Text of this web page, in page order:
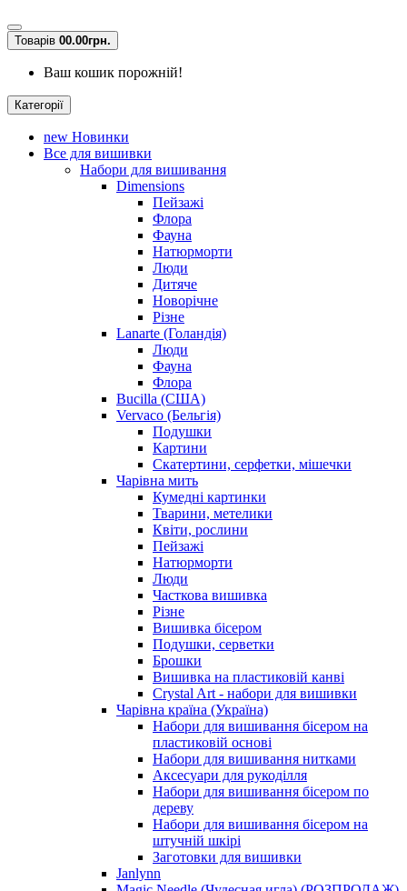
Товарів 00.00грн.
Ваш кошик порожній!
Категорії
new Новинки
Все для вишивки
Набори для вишивання
Dimensions
Пейзажі
Флора
Фауна
Натюрморти
Люди
Дитяче
Новорічне
Різне
Lanarte (Голандія)
Люди
Фауна
Флора
Bucilla (США)
Vervaco (Бельгія)
Подушки
Картини
Скатертини, серфетки, мішечки
Чарiвна мить
Кумедні картинки
Тварини, метелики
Квіти, рослини
Пейзажі
Натюрморти
Люди
Часткова вишивка
Різне
Вишивка бісером
Подушки, серветки
Брошки
Вишивка на пластиковій канві
Crystal Art - набори для вишивки
Чарівна країна (Україна)
Набори для вишивання бісером на
пластиковій основі
Набори для вишивання нитками
Аксесуари для рукоділля
Набори для вишивання бісером по
дереву
Набори для вишивання бісером на
штучній шкірі
Заготовки для вишивки
Janlynn